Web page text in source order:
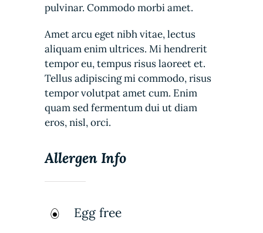
pulvinar. Commodo morbi amet.
Amet arcu eget nibh vitae, lectus
aliquam enim ultrices. Mi hendrerit
tempor eu, tempus risus laoreet et.
Tellus adipiscing mi commodo, risus
tempor volutpat amet cum. Enim
quam sed fermentum dui ut diam
eros, nisl, orci.
Allergen Info
Egg free